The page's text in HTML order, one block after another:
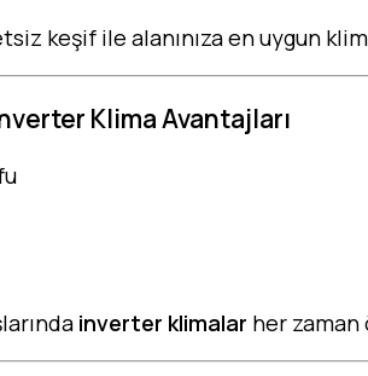
keşif ile alanınıza en uygun
Klima Avantajları
inverter klimalar her